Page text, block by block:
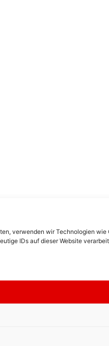
verwenden wir Technologien
IDs auf dieser Website